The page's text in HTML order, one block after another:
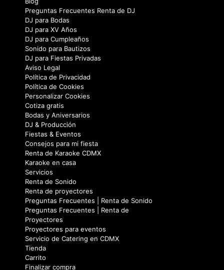
Preguntas Frecuentes Renta de DJ
DJ para Bodas
DJ para XV Años
DJ para Cumpleaños
Sonido para Bautizos
DJ para Fiestas Privadas
Aviso Legal
Política de Privacidad
Política de Cookies
Personalizar Cookies
Cotiza gratis
Bodas y Aniversarios
DJ & Producción
Fiestas & Eventos
Consejos para mi fiesta
Renta de Karaoke CDMX
Karaoke en casa
Servicios
Renta de Sonido
Renta de proyectores
Preguntas Frecuentes | Renta de Sonido
Preguntas Frecuentes | Renta de
Proyectores
Proyectores para eventos
Servicio de Catering en CDMX
Tienda
Carrito
Finalizar compra